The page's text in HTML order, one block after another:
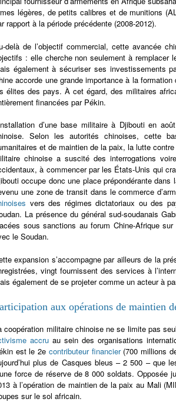
légères, de petits calibres et de munitions
rapport à la période précédente (2008-2012).
delà de l’objectif commercial, cette avancée
: elle cherche non seulement à remplacer
également à sécuriser ses investissements
accorde une grande importance à la
élites des pays. À cet égard, des militaires
financées par Pékin.
d’une base militaire à Djibouti en
Selon les autorités chinoises, cette
et de maintien de la paix, la lutte
chinoise a suscité des interrogations
à commencer par les États-Unis qui
occupe donc une place prépondérante
une zone de transit dans le commerce
vers des régimes dictatoriaux ou des
La présence du général sud-soudanais
sous sanctions au forum Chine-Afrique
le Soudan.
expansion s’accompagne par ailleurs de la
vingt fournissent des services à
également de se projeter comme un acteur à
aux opérations de maintien
coopération militaire chinoise ne se limite pas
accruau sein des organisations
est le 2e contributeur financier(700 millions
plus de Casques bleus – 2 500 – que
force de réserve de 8 000 soldats. Opposée
à l’opération de maintien de la paix au Mali
sur le sol africain.